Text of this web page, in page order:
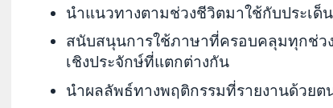
นำแนวทางตามช่วงชีวิตมาใช้กับประเด็
สนับสนุนการใช้ภาษาที่ครอบคลุมทุกช่ว
เชิงประจักษ์ที่แตกต่างกัน
นำผลลัพธ์ทางพฤติกรรมที่รายงานด้วยต